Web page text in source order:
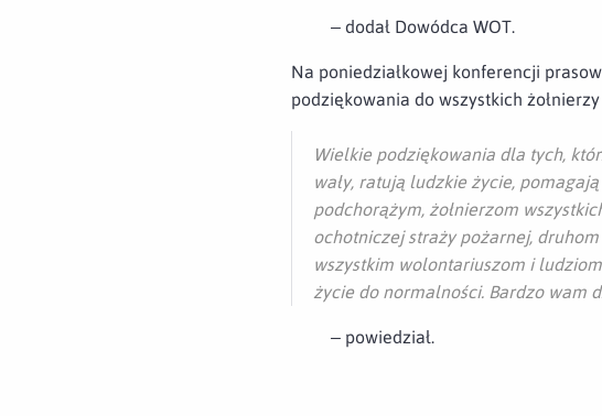
– dodał Dowódca WOT.
Na poniedziałkowej konferencji
podziękowania do wszystkich
Wielkie podziękowania dla tych,
wały, ratują ludzkie życie,
podchorążym, żołnierzom
ochotniczej straży pożarnej,
wszystkim wolontariuszom i
życie do normalności. Bardzo wam
– powiedział.